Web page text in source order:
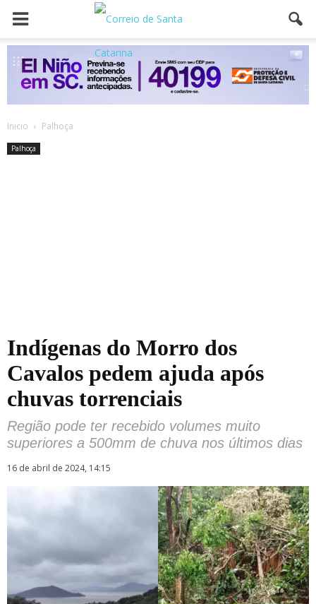
Inicio Palhoça
Palhoça
Indígenas do Morro dos
Cavalos pedem ajuda após
chuvas torrenciais
Região pode ter recebido volumes muito
superiores a 500mm de chuva nos últimos dias
16 de abril de 2024, 14:15